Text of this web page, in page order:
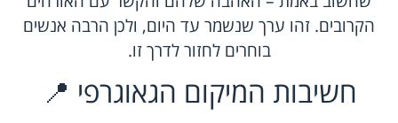
הקרובים. זהו ערך שנשמר עד היום, ולכן הרבה אנשים
בוחרים לחזור לדרך זו.
חשיבות המיקום הגאוגרפי 📍